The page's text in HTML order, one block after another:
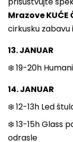
Mrazove KUĆE
cirkusku
13. JANUAR
❄️ 19-20h
14. JANUAR
❄️ 12-13h Led
❄️ 13-15h Glass
odrasle